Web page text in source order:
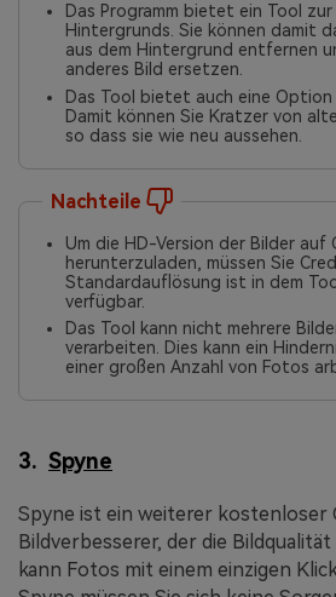
Das Programm bietet ein Tool
Hintergrunds. Sie können damit
aus dem Hintergrund entfernen
anderes Bild ersetzen.
Das Tool bietet auch eine Option
Damit können Sie Kratzer von
so dass sie wie neu aussehen.
Nachteile
Um die HD-Version der Bilder
herunterzuladen, müssen Sie
Standardauflösung ist in dem
verfügbar.
Das Tool kann nicht mehrere
verarbeiten. Dies kann ein
einer großen Anzahl von Fotos
3. Spyne
Spyne ist ein weiterer kostenloser
Bildverbesserer, der die
kann Fotos mit einem einzigen